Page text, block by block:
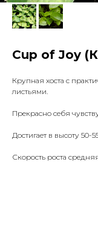
Cup of Joy
Крупная хоста с
листьями.
Прекрасно себя
Достигает в высоту 50-
Скорость роста